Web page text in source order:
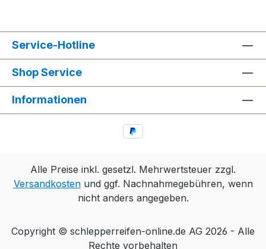
Service-Hotline
Shop Service
Informationen
Alle Preise inkl. gesetzl. Mehrwertsteuer zzgl.
Versandkostenund ggf. Nachnahmegebühren, wenn
nicht anders angegeben.
Copyright © schlepperreifen-online.de AG 2026 - Alle
Rechte vorbehalten